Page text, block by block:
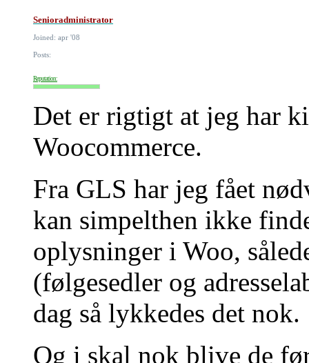
Senioradministrator
Joined: apr '08
Posts:
Reputation:
Det er rigtigt at jeg har
Woocommerce.
Fra GLS har jeg fået
kan simpelthen ikke
oplysninger i Woo,
(følgesedler og
dag så lykkedes det nok.
Og i skal nok blive de